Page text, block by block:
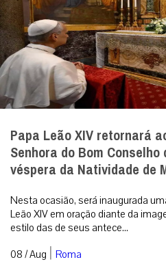
Papa Leão XIV retornará
Senhora do Bom
véspera da Natividade de
Nesta ocasião, será inaugurada
Leão XIV em oração diante da
estilo das de seus antece...
08 / Aug | Roma